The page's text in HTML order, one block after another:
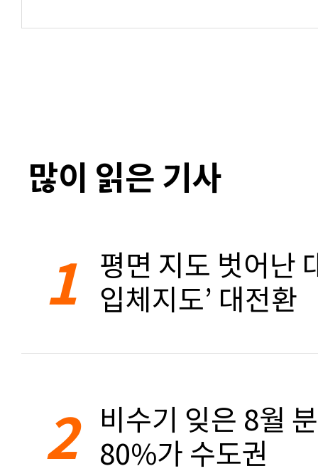
많이 읽은 기사
1 평면 지도 벗어난
입체지도’ 대전환
2 비수기 잊은 8월
80%가 수도권